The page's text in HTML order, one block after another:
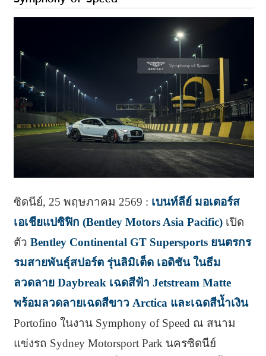
ซิดนีย์, 25 พฤษภาคม 2569 : เบนท์ลีย์ มอเตอร์ส
เอเชียแปซิฟิก (Bentley Motors Asia Pacific)เปิด
ตัว Bentley Continental GT Supersports ยนตรกร
รมสายพันธุ์สปอร์ต รุ่นลิมิเต็ด เอดิชัน ในธีม
ลวดลาย Daybreak เฉดสีฟ้า Jetstream Matte
พร้อมลวดลายเฉดสีขาว Arctica และเฉดสีน้ำเงิน
Portofino ในงาน Symphony of Speed ณ สนาม
แข่งรถ Sydney Motorsport Park นครซิดนีย์